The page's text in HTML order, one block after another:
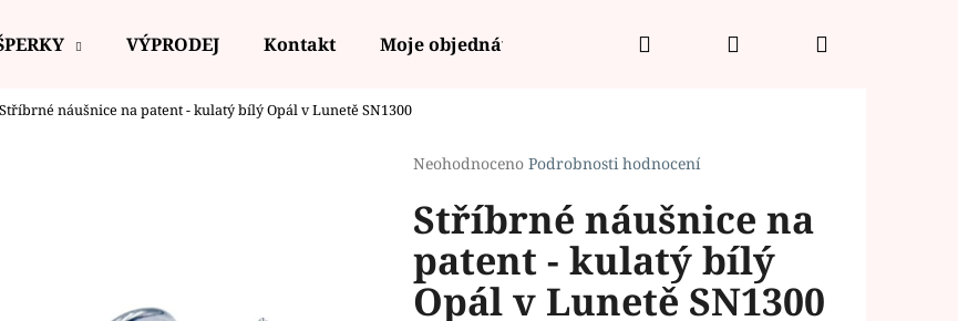
VÝPRODEJ Kontakt Moje objednávka Hledat PřihlášeníNákupní
Stříbrné náušnice na patent - kulatý bílý Opál v Lunetě SN1300
Průměrné
produktu
je
5
hvězdiček.
Neohodnoceno Podrobnosti hodnocení
Stříbrné náušnice na
patent - kulatý bílý
Opál v Lunetě SN1300
potřebujete najít?
Doporučujeme